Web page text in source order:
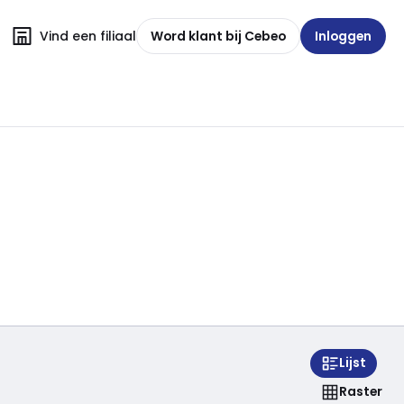
Vind een filiaal Word klant bij Cebeo Inloggen
Lijst
Raster